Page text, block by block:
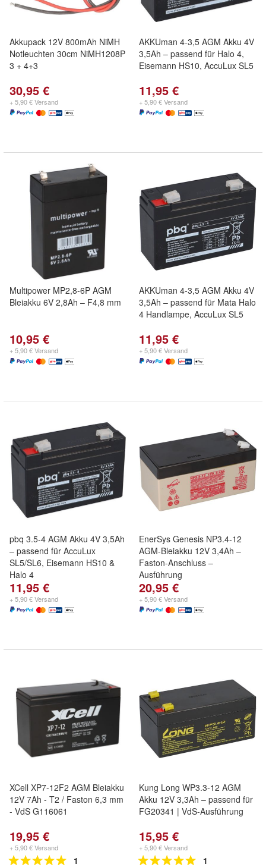
Akkupack 12V 800mAh NiMH
Notleuchten 30cm NiMH1208P
3 + 4+3
30,95 €
+ 5,90 € Versand
AKKUman 4-3,5 AGM Akku 4V
3,5Ah – passend für Halo 4,
Eisemann HS10, AccuLux SL5
11,95 €
+ 5,90 € Versand
Multipower MP2,8-6P AGM
Bleiakku 6V 2,8Ah – F4,8 mm
10,95 €
+ 5,90 € Versand
AKKUman 4-3,5 AGM Akku 4V
3,5Ah – passend für Mata Halo
4 Handlampe, AccuLux SL5
11,95 €
+ 5,90 € Versand
pbq 3.5-4 AGM Akku 4V 3,5Ah
– passend für AccuLux
SL5/SL6, Eisemann HS10 &
Halo 4
11,95 €
+ 5,90 € Versand
EnerSys Genesis NP3.4-12
AGM-Bleiakku 12V 3,4Ah –
Faston-Anschluss –
Ausführung
20,95 €
+ 5,90 € Versand
XCell XP7-12F2 AGM Bleiakku
12V 7Ah - T2 / Faston 6,3 mm
- VdS G116061
19,95 €
+ 5,90 € Versand
1
Kung Long WP3.3-12 AGM
Akku 12V 3,3Ah – passend für
FG20341 | VdS-Ausführung
15,95 €
+ 5,90 € Versand
1